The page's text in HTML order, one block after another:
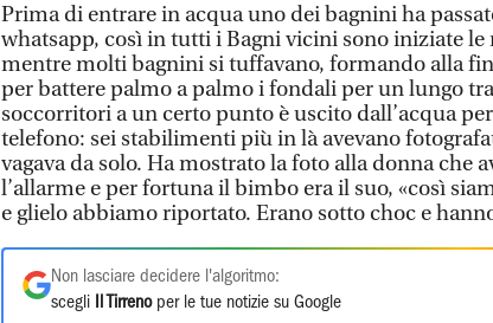
Prima di entrare in acqua uno dei bagnini ha
whatsapp, così in tutti i Bagni vicini sono iniziate le
mentre molti bagnini si tuffavano, formando alla
per battere palmo a palmo i fondali per un lungo
soccorritori a un certo punto è uscito dall’acqua
telefono: sei stabilimenti più in là avevano
vagava da solo. Ha mostrato la foto alla donna che
l’allarme e per fortuna il bimbo era il suo, «così
e glielo abbiamo riportato. Erano sotto choc e
Non lasciare decidere l'algoritmo:
scegli
Il Tirrenoper le tue notizie su Google